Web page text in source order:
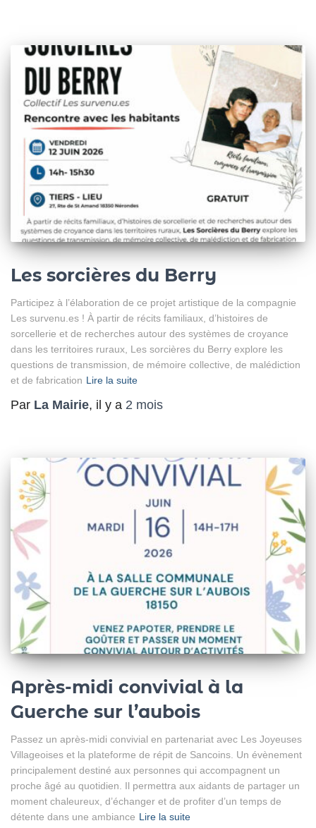
Les sorcières du Berry
Participez à l’élaboration de ce projet artistique de la compagnie
Les survenu.es ! À partir de récits familiaux, d’histoires de
sorcellerie et de recherches autour des systèmes de croyance
dans les territoires ruraux, Les sorcières du Berry explore les
questions de transmission, de mémoire collective, de malédiction
et de fabrication Lire la suite
Par La Mairie, il y a 2 mois
Après-midi convivial à la
Guerche sur l’aubois
Passez un après-midi convivial en partenariat avec Les Joyeuses
Villageoises et la plateforme de répit de Sancoins. Un évènement
principalement destiné aux personnes qui accompagnent un
proche âgé au quotidien. Il permettra aux aidants de partager un
moment chaleureux, d’échanger et de profiter d’un temps de
détente dans une ambiance Lire la suite